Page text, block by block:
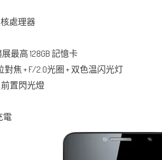
核處理器
最高 128GB 記憶卡
對焦 + F/2.0光圈 + 双色温闪光灯
置閃光燈
電